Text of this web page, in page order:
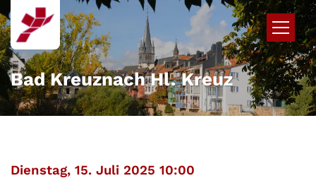
Zum Inhalt springen
Bad Kreuznach Hl. Kreuz
Dienstag, 15. Juli 2025 10:00